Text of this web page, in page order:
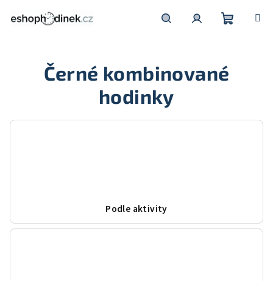
košík
Černé kombinované
hodinky
Podle aktivity